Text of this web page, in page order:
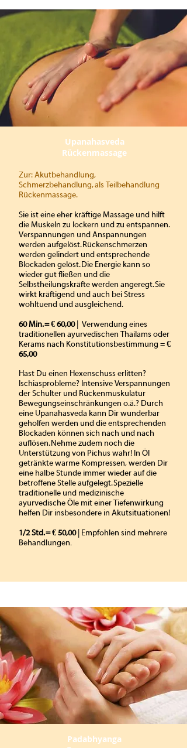
Upanahasveda
Rückenmassage
Zur: Akutbehandlung,
Schmerzbehandlung, als Teilbehandlung
Rückenmassage.
Sie ist eine eher kräftige Massage und hilft
die Muskeln zu lockern und zu entspannen.
Verspannungen und Anspannungen
werden aufgelöst. Rückenschmerzen
werden gelindert und entsprechende
Blockaden gelöst. Die Energie kann so
wieder gut fließen und die
Selbstheilungskräfte werden angeregt. Sie
wirkt kräftigend und auch bei Stress
wohltuend und ausgleichend.
60 Min. = € 60,00| Verwendung eines
traditionellen ayurvedischen Thailams oder
Kerams nach Konstitutionsbestimmung =€
65,00
Hast Du einen Hexenschuss erlitten?
Ischiasprobleme? Intensive Verspannungen
der Schulter und Rückenmuskulatur
Bewegungseinschränkungen o.ä.? Durch
eine Upanahasveda kann Dir wunderbar
geholfen werden und die entsprechenden
Blockaden können sich nach und nach
auflösen. Nehme zudem noch die
Unterstützung von Pichus wahr! In Öl
getränkte warme Kompressen, werden Dir
eine halbe Stunde immer wieder auf die
betroffene Stelle aufgelegt. Spezielle
traditionelle und medizinische
ayurvedische Öle mit einer Tiefenwirkung
helfen Dir insbesondere in Akutsituationen!
1/2 Std. = € 50,00| Empfohlen sind mehrere
Behandlungen.
Padabhyanga